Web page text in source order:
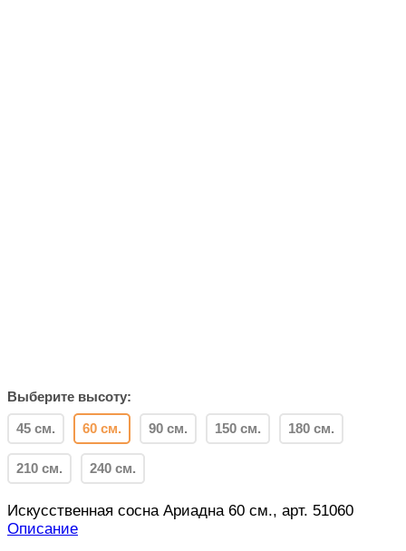
Выберите высоту:
45 см. 60 см. 90 см. 150 см. 180 см.
210 см. 240 см.
Искусственная сосна Ариадна 60 см., арт. 51060
Описание